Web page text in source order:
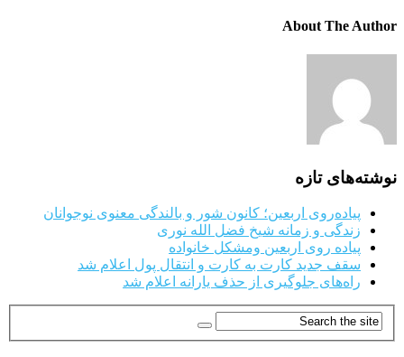
About The Author
نوشته‌های تازه
پیاده‌روی اربعین؛ کانون شور و بالندگی معنوی نوجوانان
زندگی و زمانه شیخ فضل الله نوری
پیاده روی اربعین ومشکل خانواده
سقف جدید کارت به کارت و انتقال پول اعلام شد
راه‌های جلوگیری از حذف یارانه اعلام شد